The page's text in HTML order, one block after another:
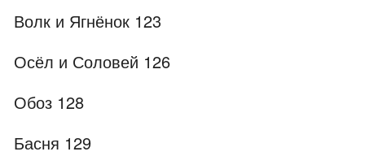
Волк и Ягнёнок 123
Осёл и Соловей 126
Обоз 128
Басня 129